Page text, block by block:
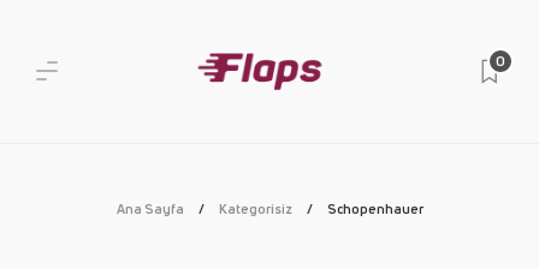
0
Ana Sayfa Kategorisiz Schopenhauer